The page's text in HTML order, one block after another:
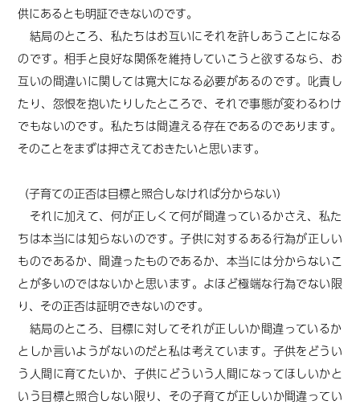
供にあるとも明証できないのです。
結局のところ、私たちはお互いにそれを許しあうことになる
のです。相手と良好な関係を維持していこうと欲するなら、お
互いの間違いに関しては寛大になる必要があるのです。叱責し
たり、怨恨を抱いたりしたところで、それで事態が変わるわけ
でもないのです。 私たちは間違える存在であるのであります。
そのことをまずは押さえておきたいと思います。
（子育ての正否は目標と照合しなければ分からない）
それに加えて、何が正しくて何が間違っているかさえ、私た
ちは本当には知らないのです。子供に対するある行為が正しい
ものであるか、間違ったものであるか、本当には分からないこ
とが多いのではないかと思います。よほど極端な行為でない限
り、その正否は証明できないのです。
結局のところ、目標に対してそれが正しいか間違っているか
としか言いようがないのだと私は考えています。子供をどうい
う人間に育てたいか、子供にどういう人間になってほしいかと
いう目標と照合しない限り、その子育てが正しいか間違ってい